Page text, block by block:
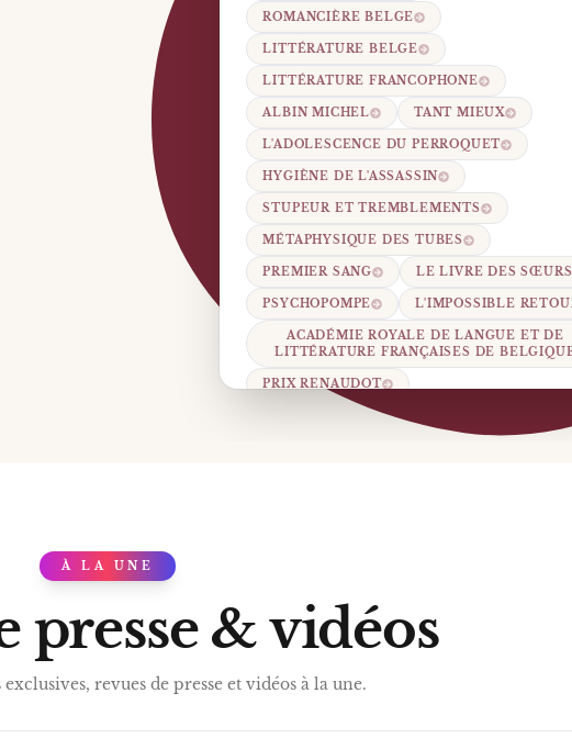
ROMANCIÈRE BELGE
LITTÉRATURE BELGE
LITTÉRATURE FRANCOPHONE
ALBIN MICHEL TANT MIEUX
L'ADOLESCENCE DU PERROQUET
HYGIÈNE DE L'ASSASSIN
STUPEUR ET TREMBLEMENTS
MÉTAPHYSIQUE DES TUBES
PREMIER SANG LE LIVRE DES SŒURS
PSYCHOPOMPE L'IMPOSSIBLE
ACADÉMIE ROYALE DE LANGUE ET DE
LITTÉRATURE FRANÇAISES DE
PRIX RENAUDOT
GRAND PRIX DU ROMAN DE L'ACADÉMIE
FRANÇAISE
À LA UNE
presse & vidéos
revues de presse et vidéos à la une.